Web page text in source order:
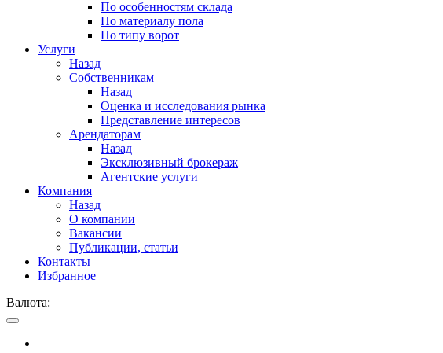
По особенностям склада
По материалу пола
По типу ворот
Услуги
Назад
Собственникам
Назад
Оценка и исследования рынка
Представление интересов
Арендаторам
Назад
Эксклюзивный брокераж
Агентские услуги
Компания
Назад
О компании
Вакансии
Публикации, статьи
Контакты
Избранное
Валюта: